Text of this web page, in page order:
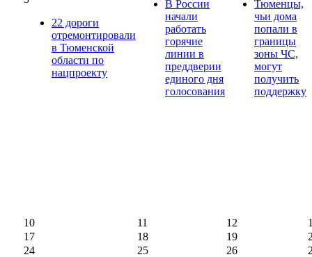
22 дороги
отремонтировали
в Тюменской
области по
нацпроекту
В России
начали
работать
горячие
линии в
преддверии
единого дня
голосования
Тюменцы,
чьи дома
попали в
границы
зоны ЧС,
могут
получить
поддержку
10 11 12
17
18 19
24
25 26